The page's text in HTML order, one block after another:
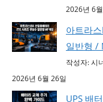
2026년 6
아트라
일반형 /
작성자: 시
2026년 6월 26일
UPS 배